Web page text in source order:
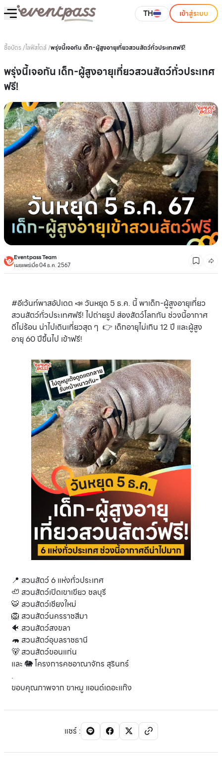
TH เข้าสู่ระบบ
ซื้อบัตร /ไลฟ์สไตล์/พรุ่งนี้เจอกัน เด็ก-ผู้สูงอายุเที่ยวสวนสัตว์ทั่วประเทศฟรี!
พรุ่งนี้เจอกัน เด็ก-ผู้สูงอายุเที่ยวสวนสัตว์ทั่วประเทศ
ฟรี!
Eventpass Team
เผยแพร่เมื่อ 04 ธ.ค. 2567
#อีเว้นท์พาสอัปเดต 📣 วันหยุด 5 ธ.ค. นี้ พาเด็ก-ผู้สูงอายุเที่ยว
สวนสัตว์ทั่วประเทศฟรี! ไปถ่ายรูป ส่องสัตว์โลกกัน ช่วงนี้อากาศ
ดีไม่ร้อน น่าไปเดินเที่ยวสุด ๆ 👉 เด็กอายุไม่เกิน 12 ปี และผู้สูง
อายุ 60 ปีขึ้นไป เข้าฟรี!
📍 สวนสัตว์ 6 แห่งทั่วประเทศ
🦥 สวนสัตว์เปิดเขาเขียว ชลบุรี
🐯 สวนสัตว์เชียงใหม่
🦁 สวนสัตว์นครราชสีมา
🐠 สวนสัตว์สงขลา
🦛 สวนสัตว์อุบลราชธานี
🐻 สวนสัตว์ขอนแก่น
และ 🐘 โครงการคชอาณาจักร สุรินทร์
.
ขอบคุณภาพจาก ขาหมู แอนด์เดอะแก๊ง
แชร์: